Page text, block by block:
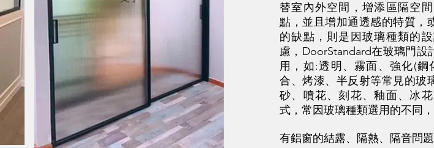
替室內外空間，增添區隔空
點，並且增加通透感的特質，
的缺點，則是因玻璃種類的
慮，DoorStandard在玻璃門
用，如:透明、霧面、強化(
合、烤漆、半反射等常見的玻
砂、噴花、刻花、釉面、冰
式，常因玻璃種類選用的不同
有鋁窗的結露、隔熱、隔音問